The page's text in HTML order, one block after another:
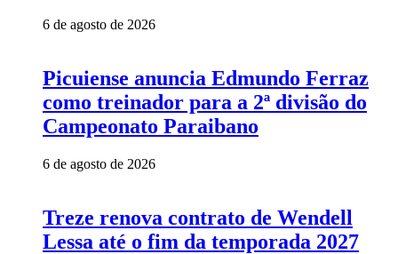
6 de agosto de 2026
Picuiense anuncia Edmundo Ferraz
como treinador para a 2ª divisão do
Campeonato Paraibano
6 de agosto de 2026
Treze renova contrato de Wendell
Lessa até o fim da temporada 2027